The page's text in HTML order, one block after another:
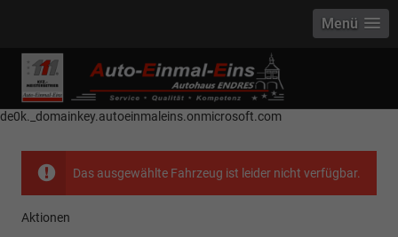
------------ Host Name : selector1._domainkey Points to address or value:
selector1-aee-de0k._domainkey.autoeinmaleins.onmicrosoft.com Host
Name : selector2._domainkey Points to address or value: selector2-aee-
de0k._domainkey.autoeinmaleins.onmicrosoft.com
Menü
Das ausgewählte Fahrzeug ist leider nicht verfügbar.
Aktionen